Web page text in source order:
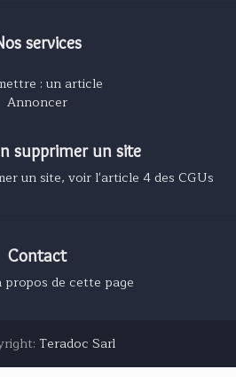
services
: un article
Annoncer
supprimer un site
un site, voir l'article 4 des CGUs
Contact
de cette page
Teradoc Sarl